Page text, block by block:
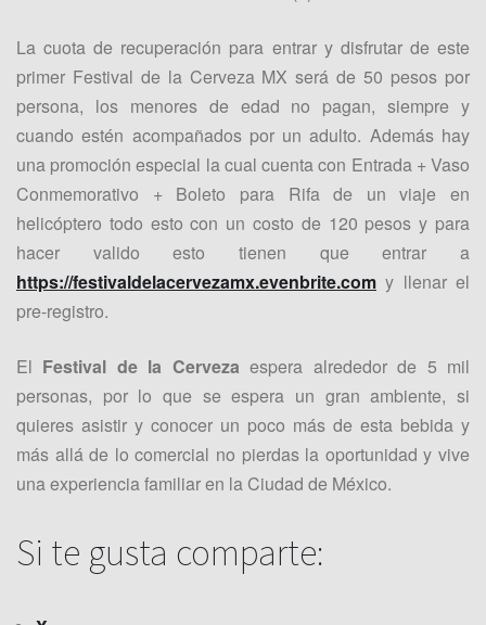
La cuota de recuperación para entrar y disfrutar de este
primer Festival de la Cerveza MX será de 50 pesos por
persona, los menores de edad no pagan, siempre y
cuando estén acompañados por un adulto. Además hay
una promoción especial la cual cuenta con Entrada + Vaso
Conmemorativo + Boleto para Rifa de un viaje en
helicóptero todo esto con un costo de 120 pesos y para
hacer valido esto tienen que entrar a
https://festivaldelacervezamx.evenbrite.com y llenar el
pre-registro.
El Festival de la Cerveza espera alrededor de 5 mil
personas, por lo que se espera un gran ambiente, si
quieres asistir y conocer un poco más de esta bebida y
más allá de lo comercial no pierdas la oportunidad y vive
una experiencia familiar en la Ciudad de México.
Si te gusta comparte: